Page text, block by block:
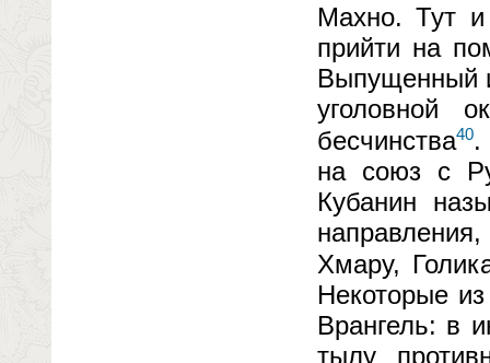
Махно. Тут
прийти на
Выпущенный
уголовной
бесчинства40.
на союз с
Кубанин
Хмару,
Некоторые
Врангель: в
тылу